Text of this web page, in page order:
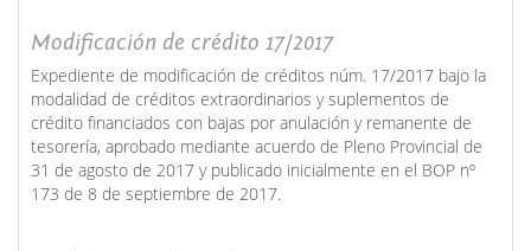
Modificación de crédito 17/2017
Expediente de modificación de créditos núm. 17/2017 bajo la
modalidad de créditos extraordinarios y suplementos de
crédito financiados con bajas por anulación y remanente de
tesorería, aprobado mediante acuerdo de Pleno Provincial de
31 de agosto de 2017 y publicado inicialmente en el BOP nº
173 de 8 de septiembre de 2017.